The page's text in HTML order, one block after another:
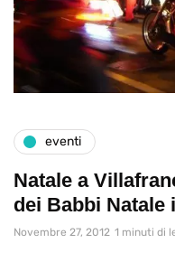
eventi
Natale a
dei Babbi Natale
Novembre 27, 2012 1 minuti di